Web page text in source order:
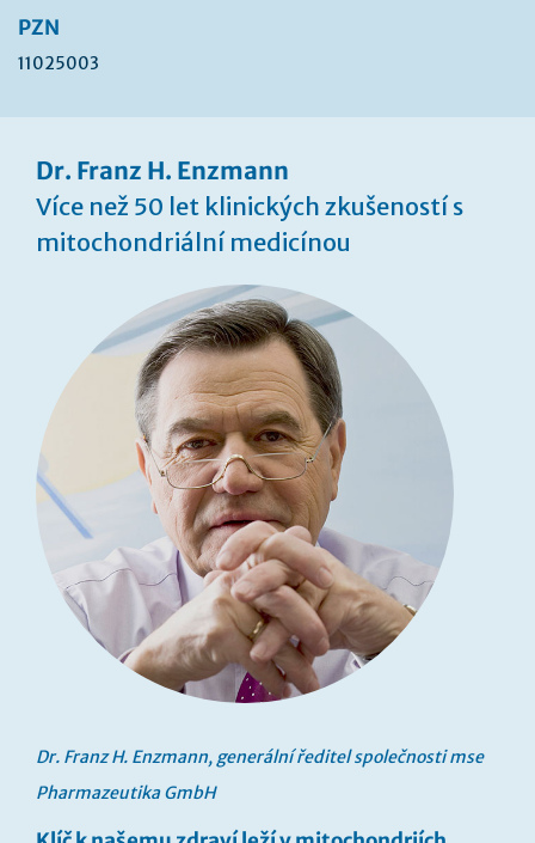
PZN
11025003
Dr. Franz H. Enzmann
Více než 50 let klinických zkušeností s
mitochondriální medicínou
Dr. Franz H. Enzmann, generální ředitel společnosti mse
Pharmazeutika GmbH